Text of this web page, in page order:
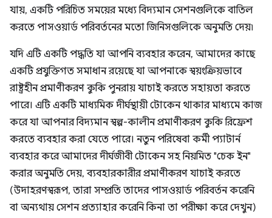
যায়, একটি পরিচিত সময়ের মধ্যে বিদ্যমান সেশনগুলিকে বাতিল
করতে পাসওয়ার্ড পরিবর্তনের মতো জিনিসগুলিকে অনুমতি দেয়৷
যদি এটি একটি পদ্ধতি যা আপনি ব্যবহার করেন, আমাদের কাছে
একটি প্রযুক্তিগত সমাধান রয়েছে যা আপনাকে স্বয়ংক্রিয়ভাবে
রাষ্ট্রহীন প্রমাণীকরণ কুকি পুনরায় যাচাই করতে সহায়তা করতে
পারে। এটি একটি মাধ্যমিক দীর্ঘস্থায়ী টোকেন থাকার মাধ্যমে কাজ
করে যা আপনার বিদ্যমান স্বল্প-কালীন প্রমাণীকরণ কুকি রিফ্রেশ
করতে ব্যবহার করা যেতে পারে। নতুন পরিষেবা কর্মী প্যাটার্ন
ব্যবহার করে আমাদের দীর্ঘজীবী টোকেন সহ নিয়মিত "চেক ইন"
করার অনুমতি দেয়, ব্যবহারকারীর প্রমাণীকরণ যাচাই করতে
(উদাহরণস্বরূপ, তারা সম্প্রতি তাদের পাসওয়ার্ড পরিবর্তন করেনি
বা অন্যথায় সেশন প্রত্যাহার করেনি কিনা তা পরীক্ষা করে দেখুন)